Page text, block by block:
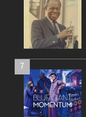
7